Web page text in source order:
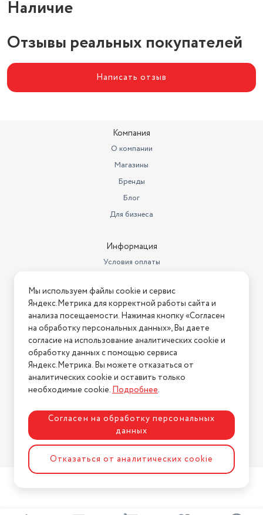
Наличие
Отзывы реальных покупателей
Написать отзыв
Компания
О компании
Магазины
Бренды
Блог
Для бизнеса
Информация
Условия оплаты
Условия возврата
Нашли ошибку на сайте? Напишите нам
2026 © Интернет-магазин "АстМаркет". У нас есть всё!
Политика конфиденциальности
Разработка сайтаASTDESIGN
Мы используем файлы cookie и сервис
Яндекс.Метрика для корректной работы сайта и
анализа посещаемости. Нажимая кнопку «Согласен
на обработку персональных данных», Вы даете
согласие на использование аналитических cookie и
обработку данных с помощью сервиса
Яндекс.Метрика. Вы можете отказаться от
аналитических cookie и оставить только
необходимые cookie.Подробнее.
Согласен на обработку персональных
данных
Отказаться от аналитических cookie